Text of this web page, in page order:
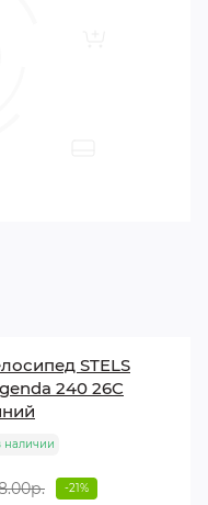
STELS
240 26C
наличии
-21%